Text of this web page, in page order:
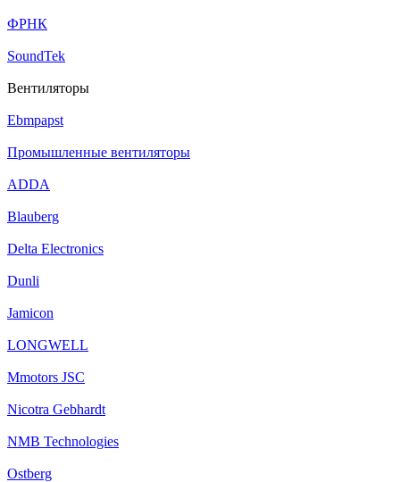
ФРНК
SoundTek
Вентиляторы
Ebmpapst
Промышленные вентиляторы
ADDA
Blauberg
Delta Electronics
Dunli
Jamicon
LONGWELL
Mmotors JSC
Nicotra Gebhardt
NMB Technologies
Ostberg